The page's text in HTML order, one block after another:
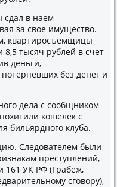
сдал в наем
за свое имущество.
квартиросъёмщицы
8,5 тысяч рублей в счет
деньги,
без денег и
дела с сообщником
кошелек с
бильярдного клуба.
Следователем были
преступлений,
161 УК РФ (Грабеж,
сговору),